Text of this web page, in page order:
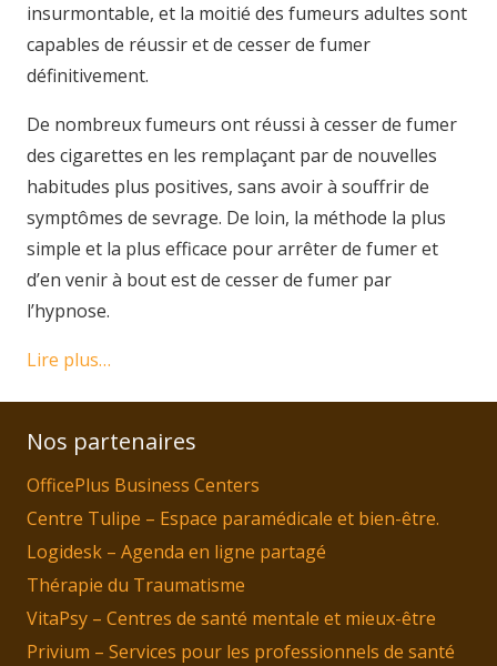
insurmontable, et la moitié des fumeurs adultes sont
capables de réussir et de cesser de fumer
définitivement.
De nombreux fumeurs ont réussi à cesser de fumer
des cigarettes en les remplaçant par de nouvelles
habitudes plus positives, sans avoir à souffrir de
symptômes de sevrage. De loin, la méthode la plus
simple et la plus efficace pour arrêter de fumer et
d’en venir à bout est de cesser de fumer par
l’hypnose.
Lire plus…
Nos partenaires
OfficePlus Business Centers
Centre Tulipe – Espace paramédicale et bien-être.
Logidesk – Agenda en ligne partagé
Thérapie du Traumatisme
VitaPsy – Centres de santé mentale et mieux-être
Privium – Services pour les professionnels de santé